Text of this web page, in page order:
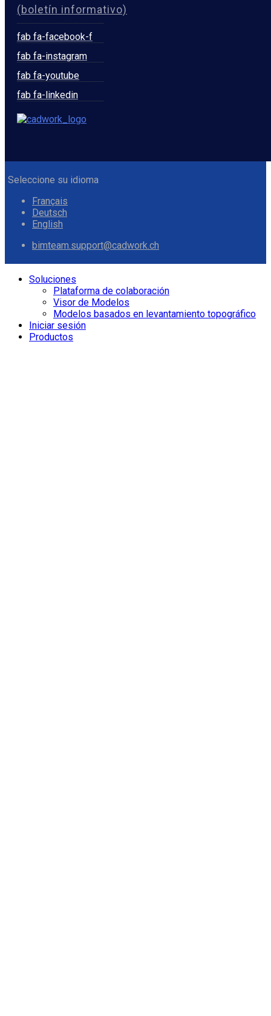
(boletín informativo)
fab fa-facebook-f
fab fa-instagram
fab fa-youtube
fab fa-linkedin
Seleccione su idioma
Français
Deutsch
English
bimteam.support@cadwork.ch
Soluciones
Plataforma de colaboración
Visor de Modelos
Modelos basados en levantamiento topográfico
Iniciar sesión
Productos